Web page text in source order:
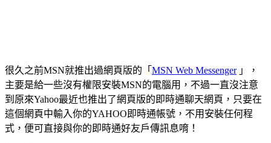
很久之前MSN就推出過網頁版的「 MSN Web Messenger」，
主要是給一些沒有權限安裝MSN的電腦用，不過一直沒注意
到原來Yahoo最近也推出了網頁版的即時通聊天網頁，只要在
這個網頁中輸入你的YAHOO即時通帳號，不用安裝任何程
式，便可直接與你的即時通好友戶傳訊息唷！